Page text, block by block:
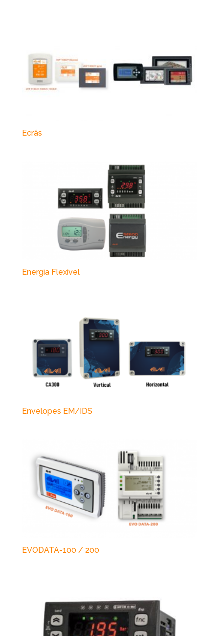
Ecrãs
Energia Flexível
Envelopes EM/IDS
EVODATA-100 / 200